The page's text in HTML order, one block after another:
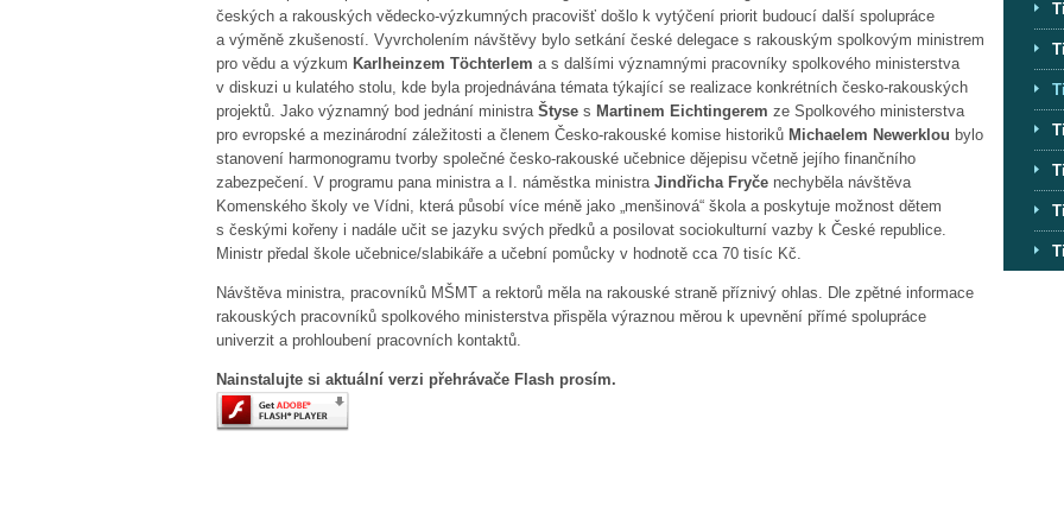
českých a rakouských vědecko-výzkumných pracovišť došlo k vytýčení priorit budoucí další spolupráce
a výměně zkušeností. Vyvrcholením návštěvy bylo setkání české delegace s rakouským spolkovým ministrem
pro vědu a výzkum Karlheinzem Töchterlem a s dalšími významnými pracovníky spolkového ministerstva
v diskuzi u kulatého stolu, kde byla projednávána témata týkající se realizace konkrétních česko-rakouských
projektů. Jako významný bod jednání ministra Štyse s Martinem Eichtingerem ze Spolkového ministerstva
pro evropské a mezinárodní záležitosti a členem Česko-rakouské komise historiků Michaelem Newerklou bylo
stanovení harmonogramu tvorby společné česko-rakouské učebnice dějepisu včetně jejího finančního
zabezpečení. V programu pana ministra a I. náměstka ministra Jindřicha Fryče nechyběla návštěva
Komenského školy ve Vídni, která působí více méně jako „menšinová“ škola a poskytuje možnost dětem
s českými kořeny i nadále učit se jazyku svých předků a posilovat sociokulturní vazby k České republice.
Ministr předal škole učebnice/slabikáře a učební pomůcky v hodnotě cca 70 tisíc Kč.
Návštěva ministra, pracovníků MŠMT a rektorů měla na rakouské straně příznivý ohlas. Dle zpětné informace
rakouských pracovníků spolkového ministerstva přispěla výraznou měrou k upevnění přímé spolupráce
univerzit a prohloubení pracovních kontaktů.
Nainstalujte si aktuální verzi přehrávače Flash prosím.